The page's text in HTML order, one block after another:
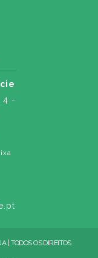
4 -
| TODOS OS DIREITOS